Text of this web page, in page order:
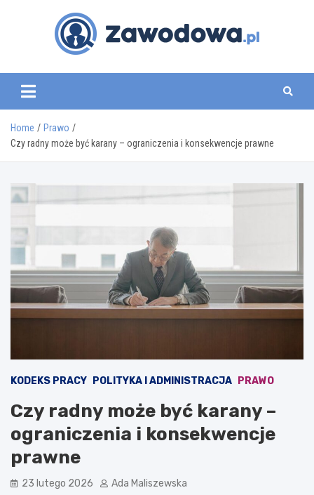
zawodowa.pl
Home
Prawo
Czy radny może być karany – ograniczenia i konsekwencje prawne
KODEKS PRACY POLITYKA I ADMINISTRACJA PRAWO
Czy radny może być karany –
ograniczenia i konsekwencje
prawne
23 lutego 2026 Ada Maliszewska